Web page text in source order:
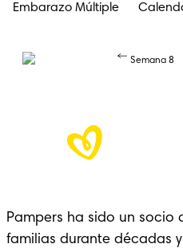
Embarazo Múltiple
Semana 8
Pampers ha sido un socio
familias durante décadas